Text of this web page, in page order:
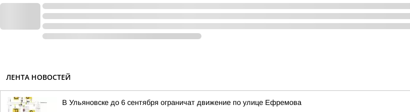
ЛЕНТА НОВОСТЕЙ
В Ульяновске до 6 сентября ограничат движение по улице Ефремова